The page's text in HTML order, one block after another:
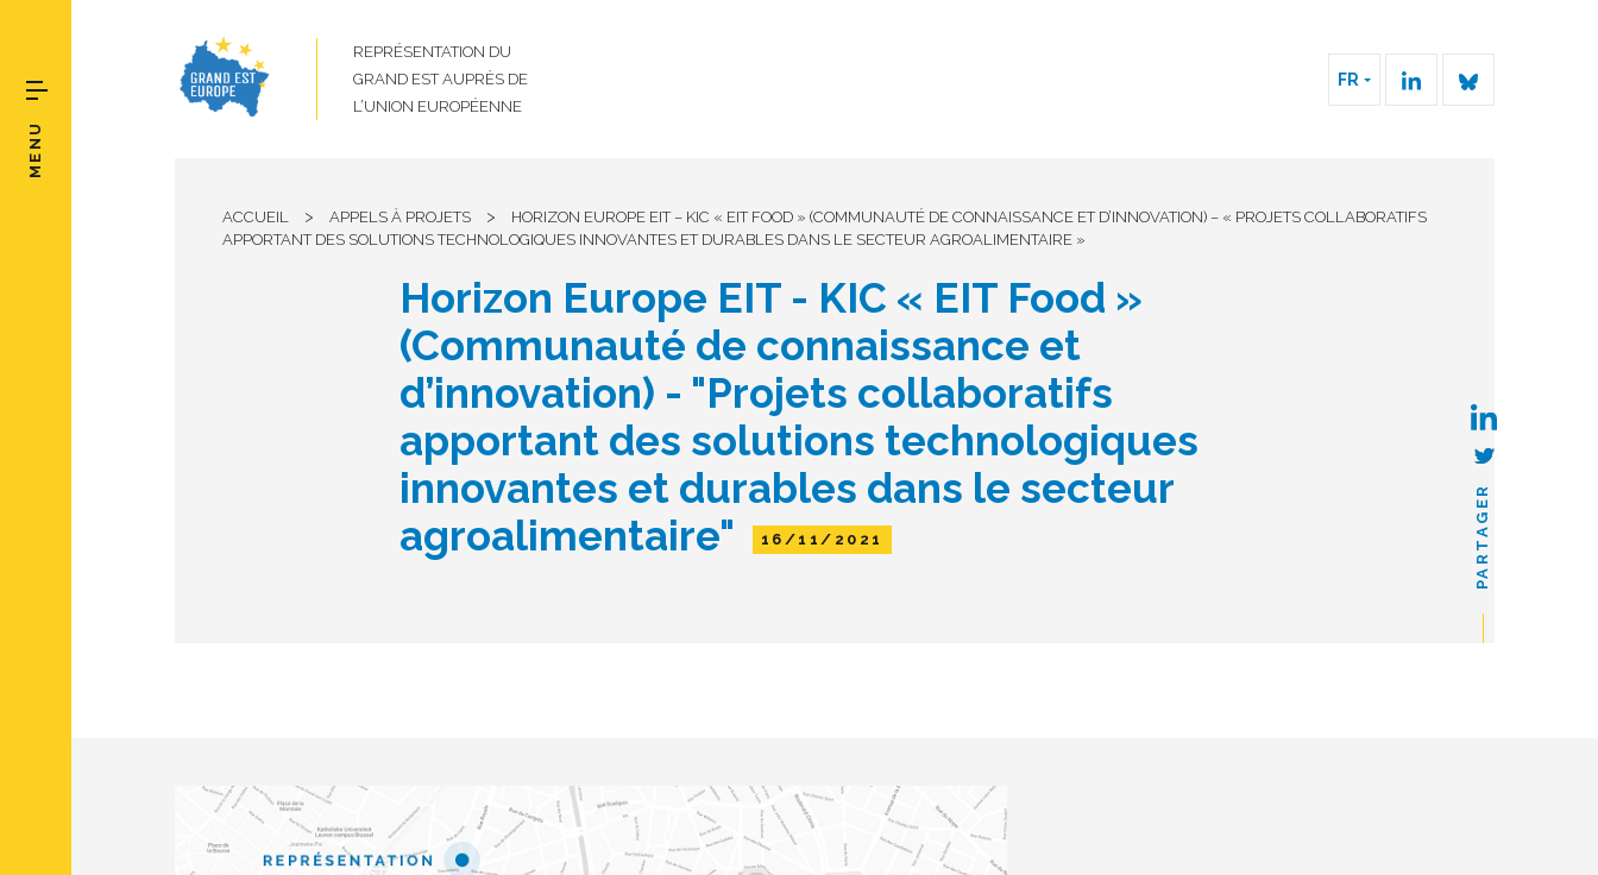
REPRÉSENTATION DU
GRAND EST AUPRÈS DE
L’UNION EUROPÉENNE
FR
MENU
ACCUEIL > APPELS À PROJETS >
HORIZON EUROPE EIT – KIC « EIT FOOD » (COMMUNAUTÉ DE CONNAISSANCE ET D’INNOVATION) – « PROJETS COLLABORATIFS
APPORTANT DES SOLUTIONS TECHNOLOGIQUES INNOVANTES ET DURABLES DANS LE SECTEUR AGROALIMENTAIRE »
Horizon Europe EIT - KIC « EIT Food »
(Communauté de connaissance et
d’innovation) - "Projets collaboratifs
apportant des solutions technologiques
innovantes et durables dans le secteur
agroalimentaire"
16/11/2021 PARTAGER